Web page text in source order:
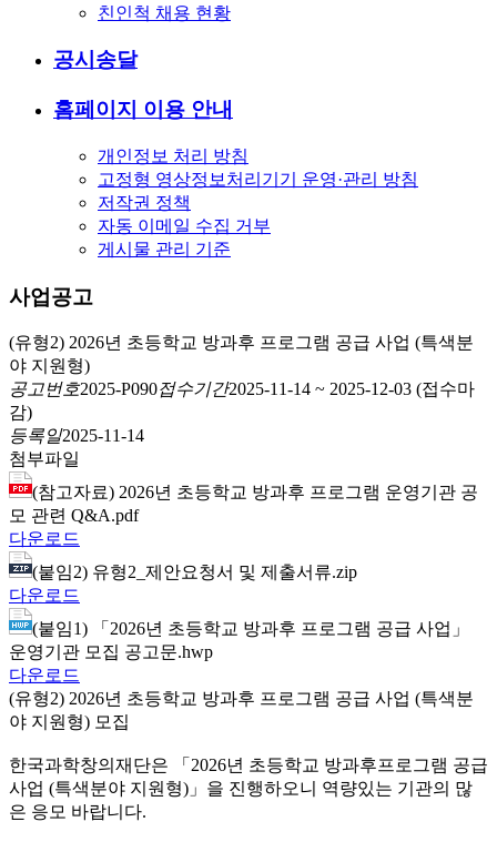
친인척 채용 현황
공시송달
홈페이지 이용 안내
개인정보 처리 방침
고정형 영상정보처리기기 운영·관리 방침
저작권 정책
자동 이메일 수집 거부
게시물 관리 기준
사업공고
(유형2) 2026년 초등학교 방과후 프로그램 공급 사업 (특색분
야 지원형)
공고번호2025-P090접수기간2025-11-14 ~ 2025-12-03 (접수마
감)
등록일2025-11-14
첨부파일
(참고자료) 2026년 초등학교 방과후 프로그램 운영기관 공
모 관련 Q&A.pdf
다운로드
(붙임2) 유형2_제안요청서 및 제출서류.zip
다운로드
(붙임1) 「2026년 초등학교 방과후 프로그램 공급 사업」
운영기관 모집 공고문.hwp
다운로드
(유형2) 2026년 초등학교 방과후 프로그램 공급 사업 (특색분
야 지원형) 모집
한국과학창의재단은 「2026년 초등학교 방과후프로그램 공급
사업 (특색분야 지원형)」을 진행하오니 역량있는 기관의 많
은 응모 바랍니다.